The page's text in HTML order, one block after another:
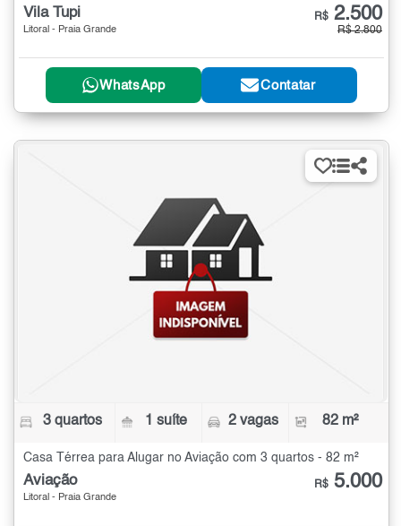
Vila Tupi
Litoral - Praia Grande
R$ 2.500
R$ 2.800
WhatsApp Contatar
3 quartos 1 suíte 2 vagas 82 m²
Casa Térrea para Alugar no Aviação com 3 quartos - 82 m²
Aviação
Litoral - Praia Grande
R$ 5.000